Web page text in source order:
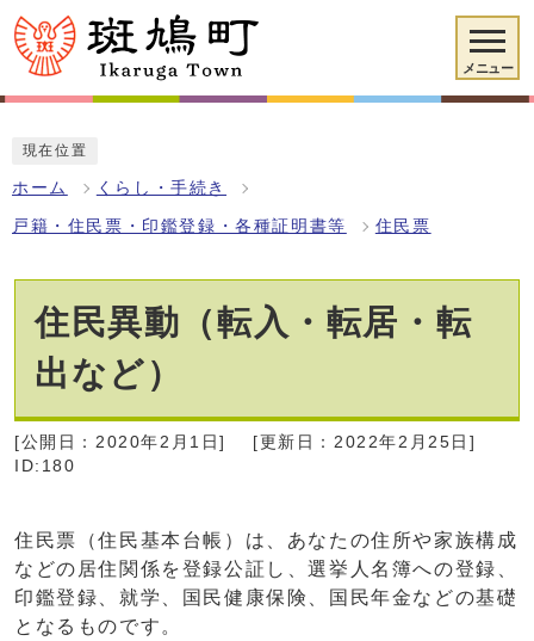
メニュー
現在位置
ホーム くらし・手続き
戸籍・住民票・印鑑登録・各種証明書等 住民票
住民異動（転入・転居・転
出など）
[公開日：2020年2月1日]
[更新日：2022年2月25日]
ID:180
住民票（住民基本台帳）は、あなたの住所や家族構成
などの居住関係を登録公証し、選挙人名簿への登録、
印鑑登録、就学、国民健康保険、国民年金などの基礎
となるものです。